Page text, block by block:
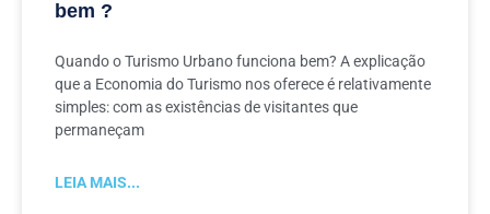
bem ?
Quando o Turismo Urbano funciona bem? A explicação
que a Economia do Turismo nos oferece é relativamente
simples: com as existências de visitantes que
permaneçam
LEIA MAIS...